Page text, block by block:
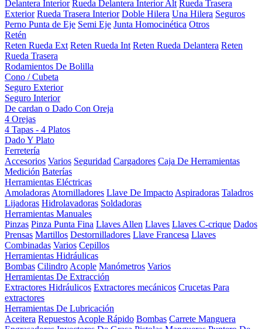
Delantera Interior Rueda Delantera Interior Alt Rueda Trasera
Exterior Rueda Trasera Interior Doble Hilera Una Hilera Seguros
Perno Punta de Eje Semi Eje Junta Homocinética Otros
Retén
Reten Rueda Ext Reten Rueda Int Reten Rueda Delantera Reten
Rueda Trasera
Rodamientos De Bolilla
Cono / Cubeta
Seguro Exterior
Seguro Interior
De cardan o Dado Con Oreja
4 Orejas
4 Tapas - 4 Platos
Dado Y Plato
Ferretería
Accesorios Varios Seguridad Cargadores Caja De Herramientas
Medición Baterías
Herramientas Eléctricas
Amoladoras Atornilladores Llave De Impacto Aspiradoras Taladros
Lijadoras Hidrolavadoras Soldadoras
Herramientas Manuales
Pinzas Pinza Punta Fina Llaves Allen Llaves Llaves C-crique Dados
Prensas Martillos Destornilladores Llave Francesa Llaves
Combinadas Varios Cepillos
Herramientas Hidráulicas
Bombas Cilindro Acople Manómetros Varios
Herramientas De Extracción
Extractores Hidráulicos Extractores mecánicos Crucetas Para
extractores
Herramientas De Lubricación
Aceitera Repuestos Acople Rápido Bombas Carrete Manguera